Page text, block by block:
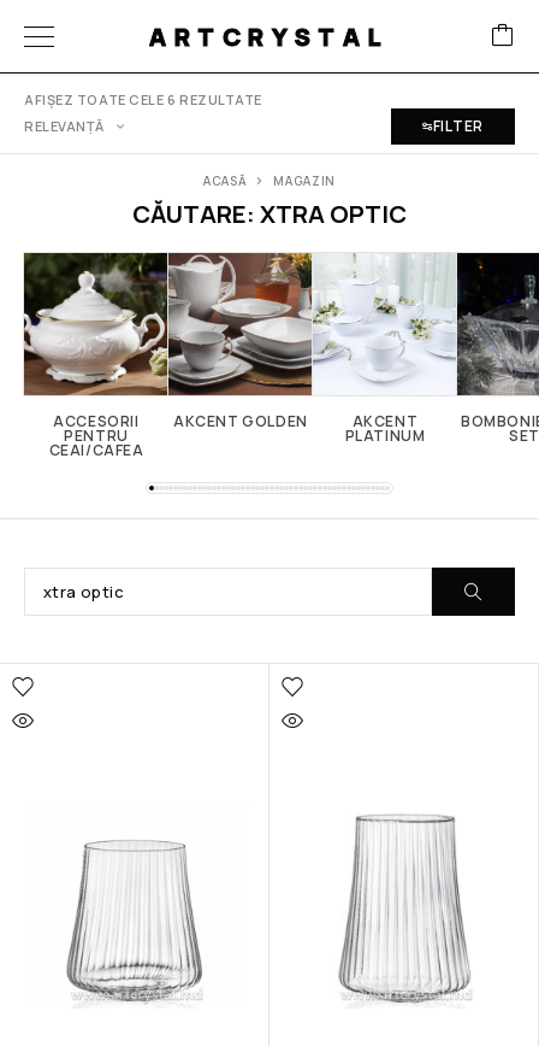
ARTCRYSTAL
AFIȘEZ TOATE CELE 6 REZULTATE
FILTER
CĂUTARE: XTRA OPTIC
ACASĂ MAGAZIN
ACCESORII
PENTRU
CEAI/CAFEA
AKCENT GOLDEN AKCENT
PLATINUM